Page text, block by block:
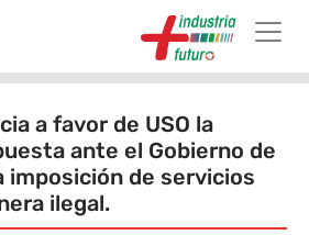
a favor de USO la
ante el Gobierno de
imposición de servicios
ilegal.